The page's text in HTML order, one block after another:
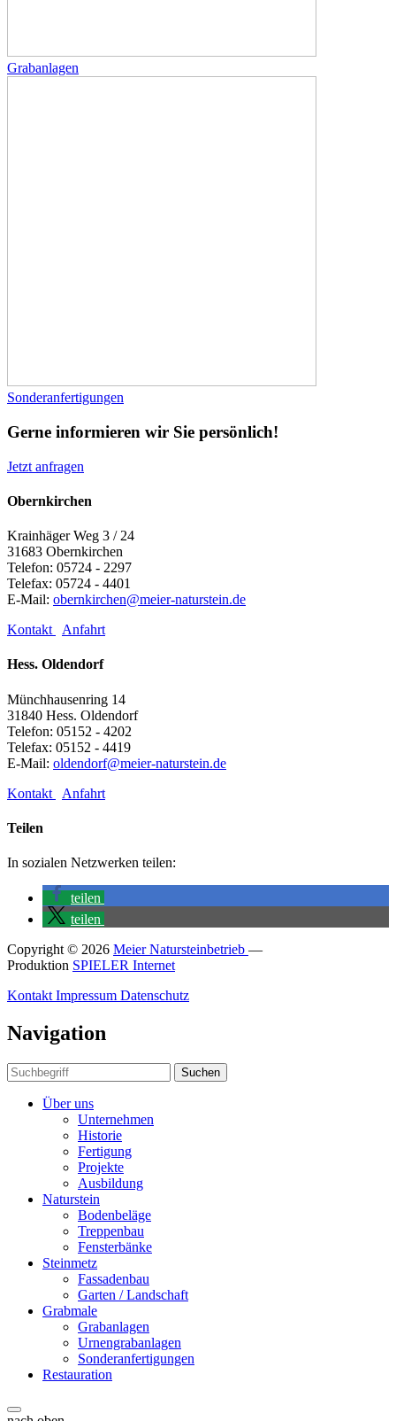
Grabanlagen
Sonderanfertigungen
Gerne informieren wir Sie persönlich!
Jetzt anfragen
Obernkirchen
Krainhäger Weg 3 / 24
31683 Obernkirchen
Telefon: 05724 - 2297
Telefax: 05724 - 4401
E-Mail: obernkirchen@meier-naturstein.de
Kontakt
Anfahrt
Hess. Oldendorf
Münchhausenring 14
31840 Hess. Oldendorf
Telefon: 05152 - 4202
Telefax: 05152 - 4419
E-Mail: oldendorf@meier-naturstein.de
Kontakt
Anfahrt
Teilen
In sozialen Netzwerken teilen:
teilen
teilen
Copyright © 2026 Meier Natursteinbetrieb —
Produktion SPIELER Internet
Kontakt Impressum Datenschutz
Navigation
Suchen
Über uns
Unternehmen
Historie
Fertigung
Projekte
Ausbildung
Naturstein
Bodenbeläge
Treppenbau
Fensterbänke
Steinmetz
Fassadenbau
Garten / Landschaft
Grabmale
Grabanlagen
Urnengrabanlagen
Sonderanfertigungen
Restauration